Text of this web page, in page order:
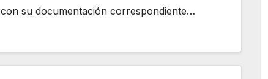
con su documentación correspondiente…